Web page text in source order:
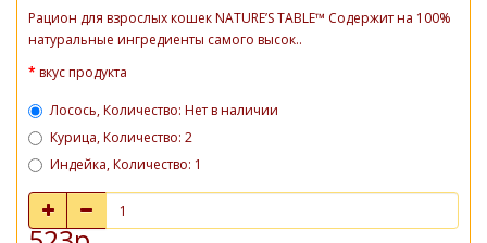
Рацион для взрослых кошек NATURE’S TABLE™ Содержит на 100%
натуральные ингредиенты самого высок..
вкус продукта
Лосось, Количество: Нет в наличии
Курица, Количество: 2
Индейка, Количество: 1